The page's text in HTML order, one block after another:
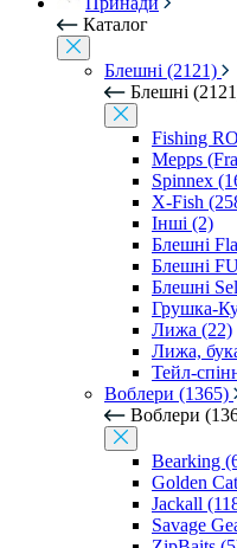
Каталог
Блешні (2121)
Блешні
Fishing
Mepps
Spinnex
X-Fish
Інші (2)
Блешні
Блешні
Блешні
Грушка-
Лижа (22)
Лижа,
Тейл-
Воблери (1365)
Воблери
Bearking
Golden
Jackall
Savage